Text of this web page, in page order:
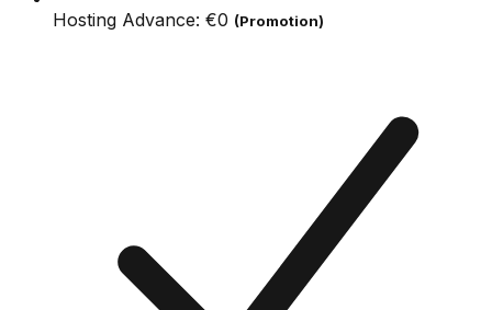
Hosting Advance: €0 (Promotion)